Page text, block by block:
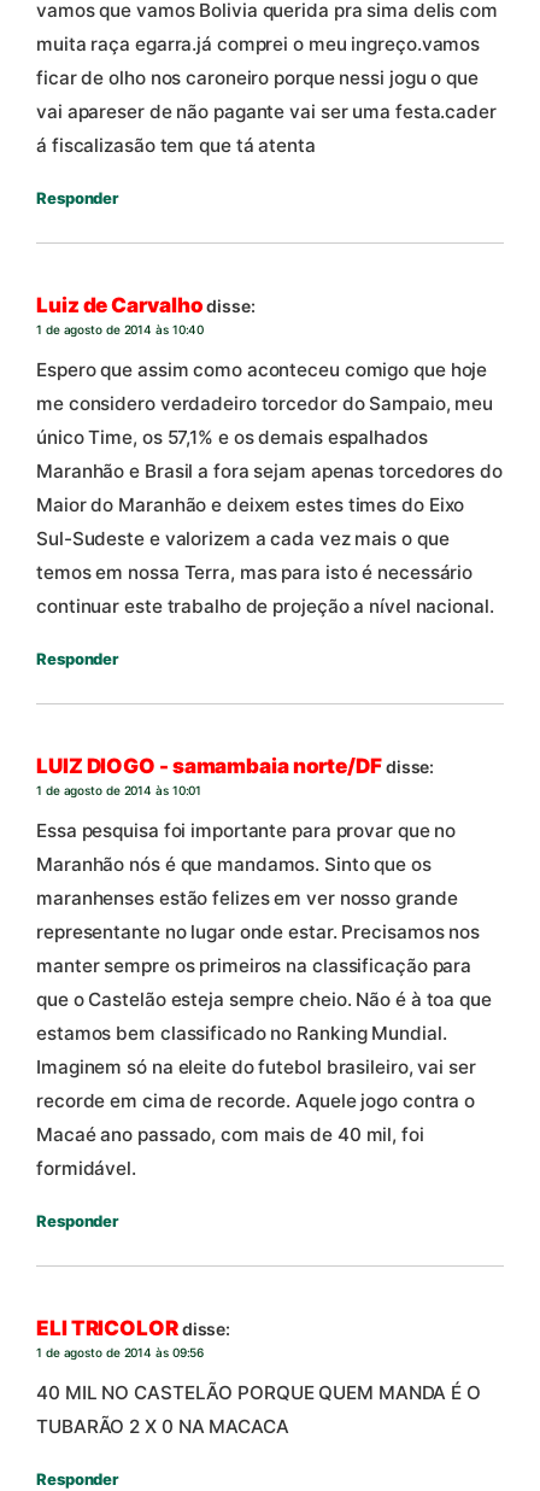
vamos que vamos Bolivia querida pra sima delis com
muita raça egarra.já comprei o meu ingreço.vamos
ficar de olho nos caroneiro porque nessi jogu o que
vai apareser de não pagante vai ser uma festa.cader
á fiscalizasão tem que tá atenta
Responder
Luiz de Carvalhodisse:
1 de agosto de 2014 às 10:40
Espero que assim como aconteceu comigo que hoje
me considero verdadeiro torcedor do Sampaio, meu
único Time, os 57,1% e os demais espalhados
Maranhão e Brasil a fora sejam apenas torcedores do
Maior do Maranhão e deixem estes times do Eixo
Sul-Sudeste e valorizem a cada vez mais o que
temos em nossa Terra, mas para isto é necessário
continuar este trabalho de projeção a nível nacional.
Responder
LUIZ DIOGO - samambaia norte/DFdisse:
1 de agosto de 2014 às 10:01
Essa pesquisa foi importante para provar que no
Maranhão nós é que mandamos. Sinto que os
maranhenses estão felizes em ver nosso grande
representante no lugar onde estar. Precisamos nos
manter sempre os primeiros na classificação para
que o Castelão esteja sempre cheio. Não é à toa que
estamos bem classificado no Ranking Mundial.
Imaginem só na eleite do futebol brasileiro, vai ser
recorde em cima de recorde. Aquele jogo contra o
Macaé ano passado, com mais de 40 mil, foi
formidável.
Responder
ELI TRICOLORdisse:
1 de agosto de 2014 às 09:56
40 MIL NO CASTELÃO PORQUE QUEM MANDA É O
TUBARÃO 2 X 0 NA MACACA
Responder